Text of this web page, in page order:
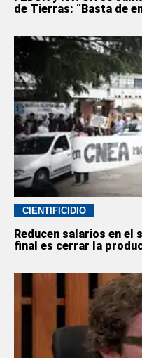
de Tierras: “Basta de
CIENTIFICIDIO
Reducen salarios en el
final es cerrar la